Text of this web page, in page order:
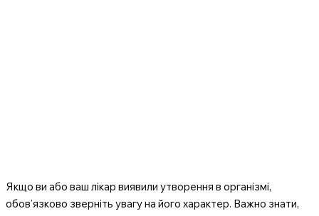
Якщо ви або ваш лікар виявили утворення в організмі,
обов’язково зверніть увагу на його характер. Важно знати,